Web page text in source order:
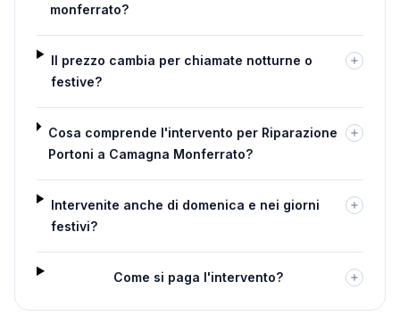
monferrato?
Il prezzo cambia per chiamate notturne o
festive?
Cosa comprende l'intervento per Riparazione
Portoni a Camagna Monferrato?
Intervenite anche di domenica e nei giorni
festivi?
Come si paga l'intervento?